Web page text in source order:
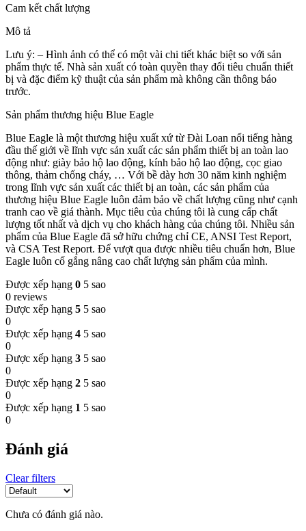
Cam kết chất lượng
Mô tả
Lưu ý: – Hình ảnh có thể có một vài chi tiết khác biệt so với sản
phẩm thực tế. Nhà sản xuất có toàn quyền thay đổi tiêu chuẩn thiết
bị và đặc điểm kỹ thuật của sản phẩm mà không cần thông báo
trước.
Sản phẩm thương hiệu Blue Eagle
Blue Eagle là một thương hiệu xuất xứ từ Đài Loan nổi tiếng hàng
đầu thế giới về lĩnh vực sản xuất các sản phẩm thiết bị an toàn lao
động như: giày bảo hộ lao động, kính bảo hộ lao động, cọc giao
thông, thảm chống cháy, … Với bề dày hơn 30 năm kinh nghiệm
trong lĩnh vực sản xuất các thiết bị an toàn, các sản phẩm của
thương hiệu Blue Eagle luôn đảm bảo về chất lượng cũng như cạnh
tranh cao về giá thành. Mục tiêu của chúng tôi là cung cấp chất
lượng tốt nhất và dịch vụ cho khách hàng của chúng tôi. Nhiều sản
phẩm của Blue Eagle đã sở hữu chứng chỉ CE, ANSI Test Report,
và CSA Test Report. Để vượt qua được nhiều tiêu chuẩn hơn, Blue
Eagle luôn cố gắng nâng cao chất lượng sản phẩm của mình.
Được xếp hạng 0 5 sao
0 reviews
Được xếp hạng 5 5 sao
0
Được xếp hạng 4 5 sao
0
Được xếp hạng 3 5 sao
0
Được xếp hạng 2 5 sao
0
Được xếp hạng 1 5 sao
0
Đánh giá
Clear filters
Chưa có đánh giá nào.